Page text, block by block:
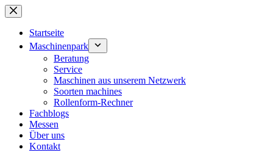
Zum
Inhalt
springenStartseite
Maschinenpark
Beratung
Service
Maschinen aus unserem Netzwerk
Soorten machines
Rollenform-Rechner
Fachblogs
Messen
Über uns
Kontakt